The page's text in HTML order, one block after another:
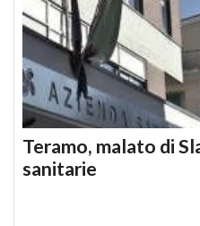
Teramo, malato di
sanitarie